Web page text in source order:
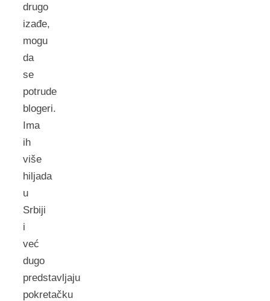
drugo
izađe,
mogu
da
se
potrude
blogeri.
Ima
ih
više
hiljada
u
Srbiji
i
već
dugo
predstavljaju
pokretačku